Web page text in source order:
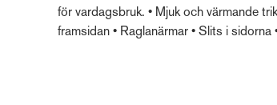
för vardagsbruk. • Mjuk och värmande
framsidan • Raglanärmar • Slits i sidorna